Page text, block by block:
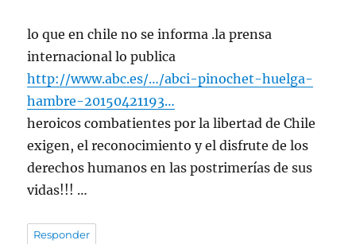
lo que en chile no se informa .la prensa
internacional lo publica
http://www.abc.es/…/abci-pinochet-huelga-
hambre-20150421193…
heroicos combatientes por la libertad de Chile
exigen, el reconocimiento y el disfrute de los
derechos humanos en las postrimerías de sus
vidas!!! …
Responder